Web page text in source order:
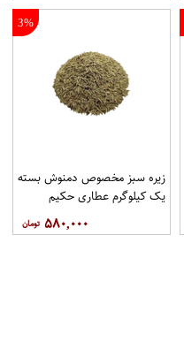
3%
زیره سبز مخصوص دمنوش بسته
یک کیلوگرم عطاری حکیم
۵۸۰,۰۰۰